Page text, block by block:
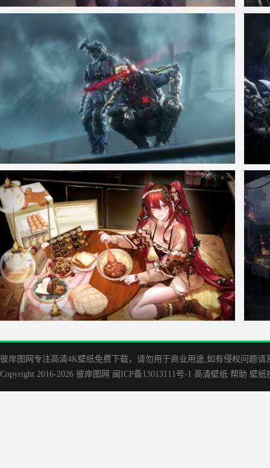
仙侠凌仙 紫色长卷发美女 古风古典 4K壁纸
三角洲行动双子星4K高清壁纸 威龙红狼双子星 湮
彼岸图网专注高清4K壁纸免费下载，请勿用于商业用途,如有侵权问题
Copyright 2016-2026 彼岸图网 闽ICP备13013111号-1 高清壁纸 帮助 壁纸